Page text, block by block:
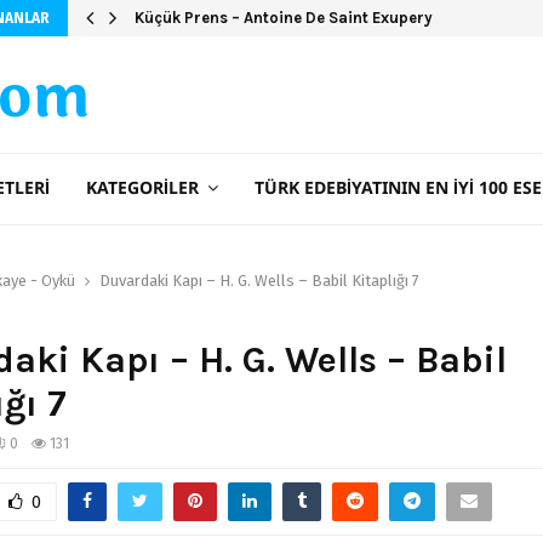
Küçük Prens – Antoine De Saint Exupery
KATEGORILER TÜRK EDEBIYATININ EN İYI 100
- Öykü Duvardaki Kapı – H. G. Wells – Babil Kitaplığı 7
Kapı – H. G. Wells – Babil
7
0 131
0